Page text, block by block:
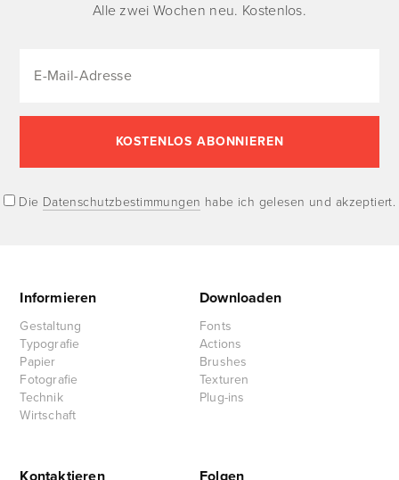
Alle zwei Wochen neu. Kostenlos.
Die Datenschutzbestimmungen habe ich gelesen und akzeptiert.
Informieren
Gestaltung
Typografie
Papier
Fotografie
Technik
Wirtschaft
Downloaden
Fonts
Actions
Brushes
Texturen
Plug-ins
Kontaktieren Folgen